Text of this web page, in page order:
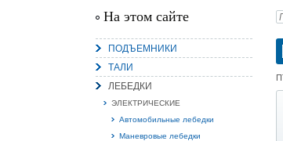
На этом сайте
ПОДЪЕМНИКИ
ТАЛИ
ЛЕБЕДКИ
ЭЛЕКТРИЧЕСКИЕ
Автомобильные лебедки
Маневровые лебедки